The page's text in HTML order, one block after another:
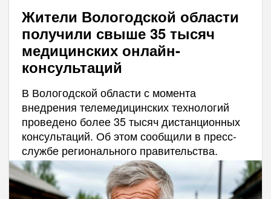
Жители Вологодской области
получили свыше 35 тысяч
медицинских онлайн-
консультаций
В Вологодской области с момента
внедрения телемедицинских технологий
проведено более 35 тысяч дистанционных
консультаций. Об этом сообщили в пресс-
службе регионального правительства.